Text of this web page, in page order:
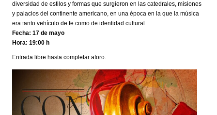
diversidad de estilos y formas que surgieron en las catedrales, misiones
y palacios del continente americano, en una época en la que la música
era tanto vehículo de fe como de identidad cultural.
Fecha: 17 de mayo
Hora: 19:00 h
Entrada libre hasta completar aforo.